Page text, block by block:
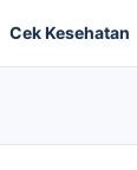
Cek Kesehatan